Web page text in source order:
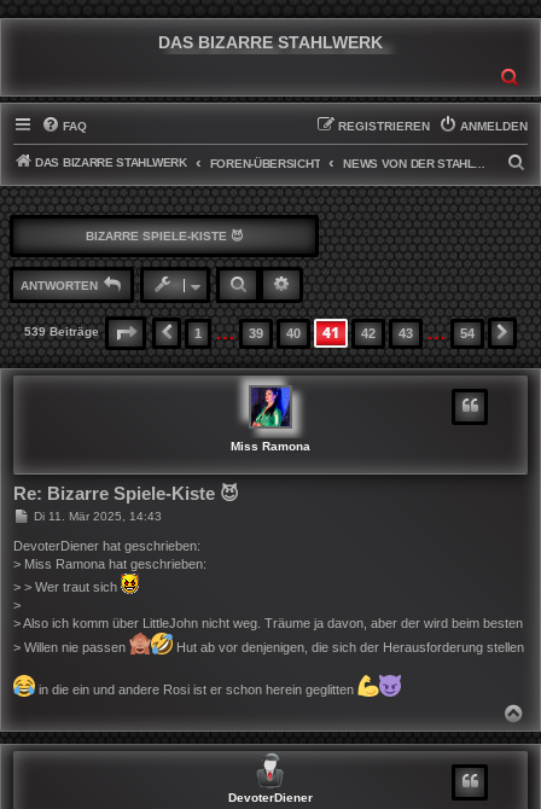
DAS BIZARRE STAHLWERK
FAQ ANMELDEN
REGISTRIEREN
DAS BIZARRE STAHLWERK FOREN-ÜBERSICHT
U
C
H
E
BIZARRE SPIELE-KISTE 😈
ANTWORTEN SUCHE ERWEITERTE SUCHE
539 Beiträge SEITE 41 VON54
VORHERIGE
1 … 39 40 41 42 43 … 54
Miss Ramona
Re: Bizarre Spiele-Kiste 😈
B
i
t
r
a
Di 11. Mär 2025, 14:43
DevoterDiener hat geschrieben:
> Miss Ramona hat geschrieben:
> > Wer traut sich
>
> Also ich komm über LittleJohn nicht weg. Träume ja davon, aber der wird beim besten
> Willen nie passen
Hut ab vor denjenigen, die sich der Herausforderung stellen
in die ein und andere Rosi ist er schon herein geglitten
C
DevoterDiener